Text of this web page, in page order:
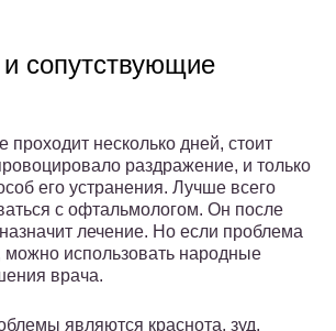
сопутствующие
проходит несколько дней, стоит
раздражение, и только
его устранения. Лучше всего
с офтальмологом. Он после
лечение. Но если проблема
можно использовать народные
врача.
являются краснота, зуд,